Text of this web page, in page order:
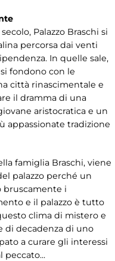
Palazzo Braschi si
percorsa dai venti
In quelle sale,
fondono con le
città rinascimentale e
il dramma di una
aristocratica e un
appassionate tradizione
famiglia Braschi, viene
palazzo perché un
bruscamente i
e il palazzo è tutto
clima di mistero e
di decadenza di uno
a curare gli interessi
peccato...